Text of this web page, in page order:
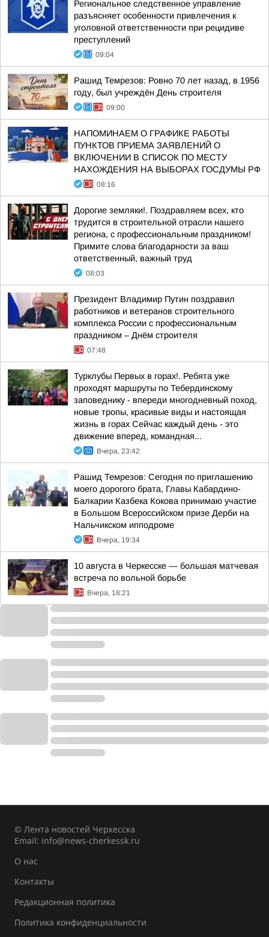
Региональное следственное управление
разъясняет особенности привлечения к
уголовной ответственности при рецидиве
преступлений
09:04
Рашид Темрезов: Ровно 70 лет назад, в 1956
году, был учреждён День строителя
09:00
НАПОМИНАЕМ О ГРАФИКЕ РАБОТЫ
ПУНКТОВ ПРИЕМА ЗАЯВЛЕНИЙ О
ВКЛЮЧЕНИИ В СПИСОК ПО МЕСТУ
НАХОЖДЕНИЯ НА ВЫБОРАХ ГОСДУМЫ РФ
08:16
Дорогие земляки!. Поздравляем всех, кто
трудится в строительной отрасли нашего
региона, с профессиональным праздником!
Примите слова благодарности за ваш
ответственный, важный труд
08:03
Президент Владимир Путин поздравил
работников и ветеранов строительного
комплекса России с профессиональным
праздником – Днём строителя
07:48
Турклубы Первых в горах!. Ребята уже
проходят маршруты по Тебердинскому
заповеднику - впереди многодневный поход,
новые тропы, красивые виды и настоящая
жизнь в горах Сейчас каждый день - это
движение вперед, командная...
Вчера, 23:42
Рашид Темрезов: Сегодня по приглашению
моего дорогого брата, Главы Кабардино-
Балкарии Казбека Кокова принимаю участие
в Большом Всероссийском призе Дерби на
Нальчикском ипподроме
Вчера, 19:34
10 августа в Черкесске — большая матчевая
встреча по вольной борьбе
Вчера, 18:21
© Лента новостей Черкесска
Email: info@news-cherkessk.ru
О нас
Контакты
Редакционная политика
Политика конфиденциальности